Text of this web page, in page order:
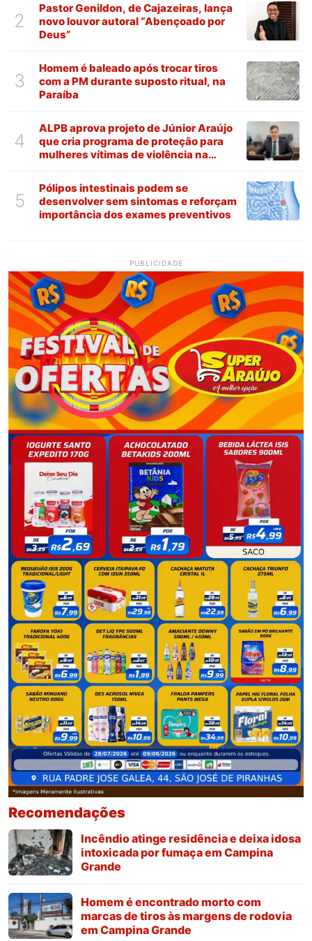
2
Pastor Genildon, de Cajazeiras, lança
novo louvor autoral “Abençoado por
Deus”
3
Homem é baleado após trocar tiros
com a PM durante suposto ritual, na
Paraíba
4
ALPB aprova projeto de Júnior Araújo
que cria programa de proteção para
mulheres vítimas de violência na
5
Pólipos intestinais podem se
desenvolver sem sintomas e reforçam
importância dos exames preventivos
PUBLICIDADE
Recomendações
Incêndio atinge residência e deixa idosa
intoxicada por fumaça em Campina
Grande
Homem é encontrado morto com
marcas de tiros às margens de rodovia
em Campina Grande